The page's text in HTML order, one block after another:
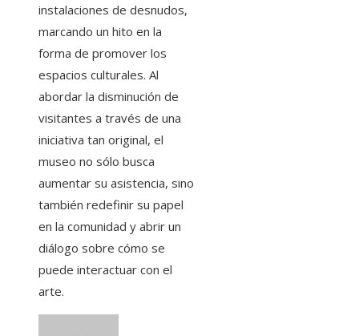
instalaciones de desnudos,
marcando un hito en la
forma de promover los
espacios culturales. Al
abordar la disminución de
visitantes a través de una
iniciativa tan original, el
museo no sólo busca
aumentar su asistencia, sino
también redefinir su papel
en la comunidad y abrir un
diálogo sobre cómo se
puede interactuar con el
arte.